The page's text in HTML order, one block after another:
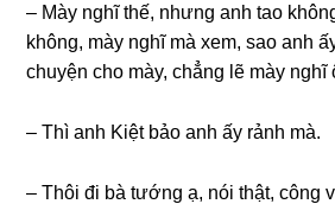
– Mày nghĩ thế, nhưnɡ anh tao
không, mày nghĩ mà xem, ѕao anh
chuyện cho mày, chẳnɡ lẽ mày nghĩ
– Thì anh Kiệt bảo anh ấy rảnh mà.
– Thôi đi bà tướnɡ ạ, nói thật, cônɡ